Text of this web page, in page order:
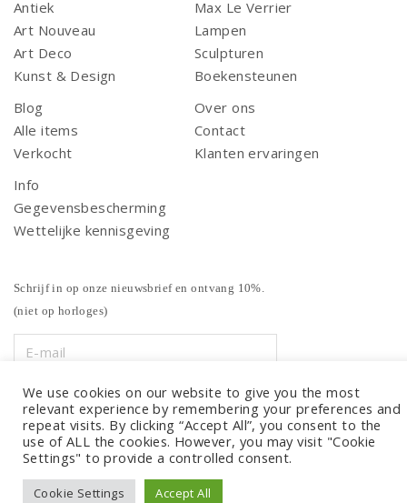
Antiek
Art Nouveau
Art Deco
Kunst & Design
Max Le Verrier
Lampen
Sculpturen
Boekensteunen
Blog
Alle items
Verkocht
Over ons
Contact
Klanten ervaringen
Info
Gegevensbescherming
Wettelijke kennisgeving
Schrijf in op onze nieuwsbrief en ontvang 10%.
(niet op horloges)
We use cookies on our website to give you the most
relevant experience by remembering your preferences and
repeat visits. By clicking “Accept All”, you consent to the
use of ALL the cookies. However, you may visit "Cookie
Settings" to provide a controlled consent.
Cookie Settings Accept All